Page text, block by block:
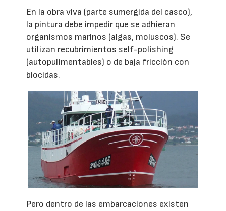
En la obra viva (parte sumergida del casco),
la pintura debe impedir que se adhieran
organismos marinos (algas, moluscos). Se
utilizan recubrimientos self-polishing
(autopulimentables) o de baja fricción con
biocidas.
Pero dentro de las embarcaciones existen